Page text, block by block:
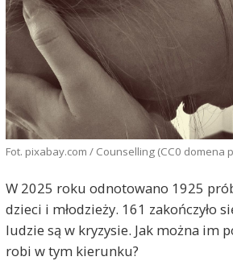
Fot. pixabay.com / Counselling (CC0 domena
W 2025 roku odnotowano 1925
dzieci i młodzieży. 161 zakończyło
ludzie są w kryzysie. Jak można im
robi w tym kierunku?